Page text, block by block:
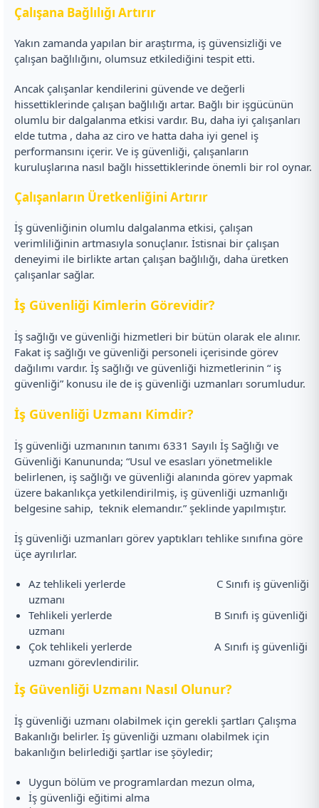
Çalışana Bağlılığı Artırır
Yakın zamanda yapılan bir araştırma, iş güvensizliği ve
çalışan bağlılığını, olumsuz etkilediğini tespit etti.
Ancak çalışanlar kendilerini güvende ve değerli
hissettiklerinde çalışan bağlılığı artar. Bağlı bir işgücünün
olumlu bir dalgalanma etkisi vardır. Bu, daha iyi çalışanları
elde tutma , daha az ciro ve hatta daha iyi genel iş
performansını içerir. Ve iş güvenliği, çalışanların
kuruluşlarına nasıl bağlı hissettiklerinde önemli bir rol oynar.
Çalışanların Üretkenliğini Artırır
İş güvenliğinin olumlu dalgalanma etkisi, çalışan
verimliliğinin artmasıyla sonuçlanır. İstisnai bir çalışan
deneyimi ile birlikte artan çalışan bağlılığı, daha üretken
çalışanlar sağlar.
İş Güvenliği Kimlerin Görevidir?
İş sağlığı ve güvenliği hizmetleri bir bütün olarak ele alınır.
Fakat iş sağlığı ve güvenliği personeli içerisinde görev
dağılımı vardır. İş sağlığı ve güvenliği hizmetlerinin “ iş
güvenliği” konusu ile de iş güvenliği uzmanları sorumludur.
İş Güvenliği Uzmanı Kimdir?
İş güvenliği uzmanının tanımı 6331 Sayılı İş Sağlığı ve
Güvenliği Kanununda; “Usul ve esasları yönetmelikle
belirlenen, iş sağlığı ve güvenliği alanında görev yapmak
üzere bakanlıkça yetkilendirilmiş, iş güvenliği uzmanlığı
belgesine sahip, teknik elemandır.” şeklinde yapılmıştır.
İş güvenliği uzmanları görev yaptıkları tehlike sınıfına göre
üçe ayrılırlar.
Az tehlikeli yerlerde C Sınıfı iş güvenliği
uzmanı
Tehlikeli yerlerde B Sınıfı iş güvenliği
uzmanı
Çok tehlikeli yerlerde A Sınıfı iş güvenliği
uzmanı görevlendirilir.
İş Güvenliği Uzmanı Nasıl Olunur?
İş güvenliği uzmanı olabilmek için gerekli şartları Çalışma
Bakanlığı belirler. İş güvenliği uzmanı olabilmek için
bakanlığın belirlediği şartlar ise şöyledir;
Uygun bölüm ve programlardan mezun olma,
İş güvenliği eğitimi alma